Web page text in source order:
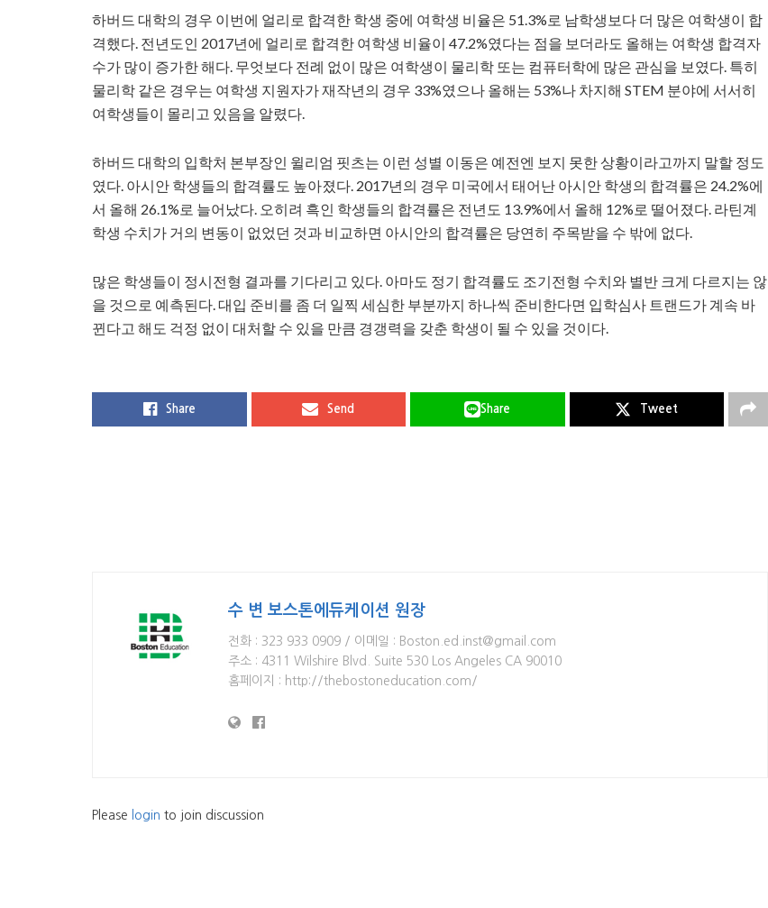
하버드 대학의 경우 이번에 얼리로 합격한 학생 중에 여학생 비율은 51.3%로 남학생보다 더 많은 여학생이 합
격했다. 전년도인 2017년에 얼리로 합격한 여학생 비율이 47.2%였다는 점을 보더라도 올해는 여학생 합격자
수가 많이 증가한 해다. 무엇보다 전례 없이 많은 여학생이 물리학 또는 컴퓨터학에 많은 관심을 보였다. 특히
물리학 같은 경우는 여학생 지원자가 재작년의 경우 33%였으나 올해는 53%나 차지해 STEM 분야에 서서히
여학생들이 몰리고 있음을 알렸다.
하버드 대학의 입학처 본부장인 윌리엄 핏츠는 이런 성별 이동은 예전엔 보지 못한 상황이라고까지 말할 정도
였다. 아시안 학생들의 합격률도 높아졌다. 2017년의 경우 미국에서 태어난 아시안 학생의 합격률은 24.2%에
서 올해 26.1%로 늘어났다. 오히려 흑인 학생들의 합격률은 전년도 13.9%에서 올해 12%로 떨어졌다. 라틴계
학생 수치가 거의 변동이 없었던 것과 비교하면 아시안의 합격률은 당연히 주목받을 수 밖에 없다.
많은 학생들이 정시전형 결과를 기다리고 있다. 아마도 정기 합격률도 조기전형 수치와 별반 크게 다르지는 않
을 것으로 예측된다. 대입 준비를 좀 더 일찍 세심한 부분까지 하나씩 준비한다면 입학심사 트랜드가 계속 바
뀐다고 해도 걱정 없이 대처할 수 있을 만큼 경갱력을 갖춘 학생이 될 수 있을 것이다.
Share Send Share Tweet
수 변 보스톤에듀케이션 원장
전화 : 323 933 0909 / 이메일 : Boston.ed.inst@gmail.com
주소 : 4311 Wilshire Blvd. Suite 530 Los Angeles CA 90010
홈페이지 : http://thebostoneducation.com/
Please login to join discussion